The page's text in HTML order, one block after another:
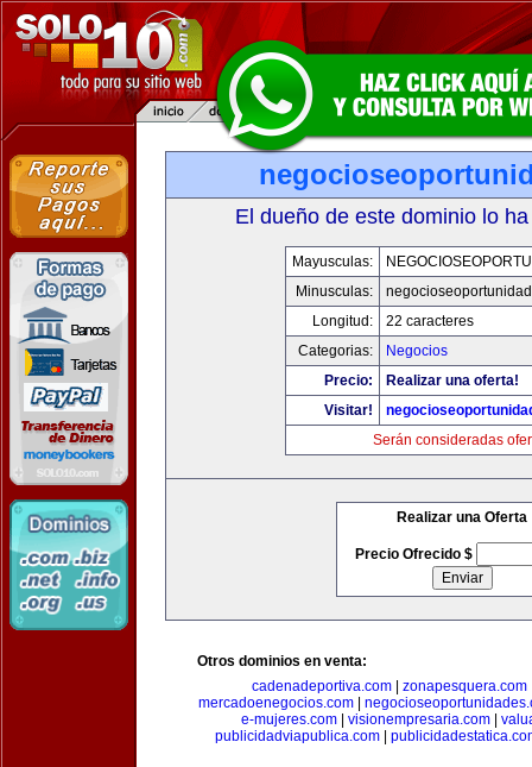
El dueño de este dominio lo
Mayusculas:
Minusculas:
Longitud:
22 caracteres
Categorias:
Negocios
Precio:
Realizar una oferta!
Visitar!
Serán consideradas
Realizar una Oferta
Precio Ofrecido $
Otros dominios en venta:
cadenadeportiva.com
zonapesquera.com
mercadoenegocios.com
e-mujeres.com
visionempresaria.com
publicidadviapublica.com